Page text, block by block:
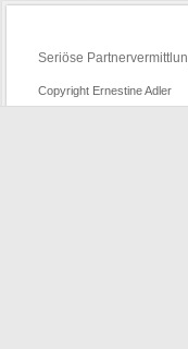
Seriöse
Copyright Ernestine Adler